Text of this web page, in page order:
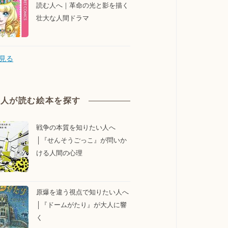
読む人へ｜革命の光と影を描く
壮大な人間ドラマ
る
が読む絵本を探す
戦争の本質を知りたい人へ
│『せんそうごっこ』が問いか
ける人間の心理
原爆を違う視点で知りたい人へ
│『ドームがたり』が大人に響
く